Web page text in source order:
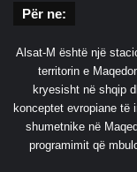
Për ne:
Alsat-M është një
territorin e
kryesisht në shqip
konceptet evropiane të
shumetnike në
programimit që